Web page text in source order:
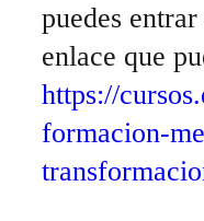
puedes
enlace que
https://
formacion-